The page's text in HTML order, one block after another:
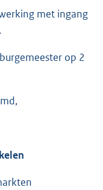
met ingang
op 2